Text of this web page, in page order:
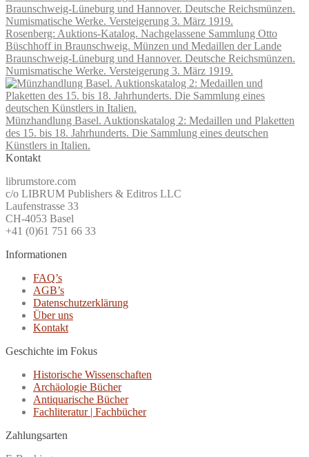
Rosenberg: Auktions-Katalog. Nachgelassene Sammlung Otto
Büschhoff in Braunschweig. Münzen und Medaillen der Lande
Braunschweig-Lüneburg und Hannover. Deutsche Reichsmünzen.
Numismatische Werke. Versteigerung 3. März 1919.
Münzhandlung Basel. Auktionskatalog 2: Medaillen und Plaketten
des 15. bis 18. Jahrhunderts. Die Sammlung eines deutschen
Künstlers in Italien.
Kontakt
librumstore.com
c/o LIBRUM Publishers & Editros LLC
Laufenstrasse 33
CH-4053 Basel
+41 (0)61 751 66 33
Informationen
FAQ’s
AGB’s
Datenschutzerklärung
Über uns
Kontakt
Geschichte im Fokus
Historische Wissenschaften
Archäologie Bücher
Antiquarische Bücher
Fachliteratur | Fachbücher
Zahlungsarten